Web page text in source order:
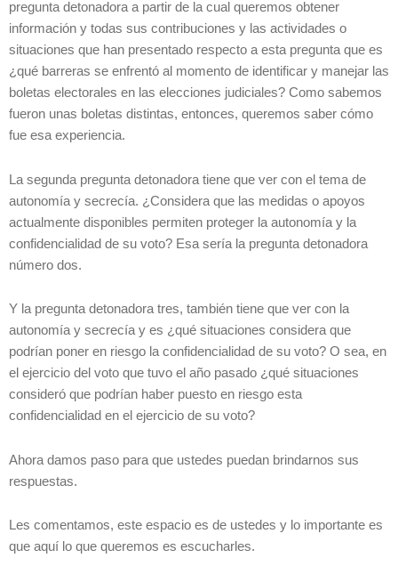
pregunta detonadora a partir de la cual queremos obtener
información y todas sus contribuciones y las actividades o
situaciones que han presentado respecto a esta pregunta que es
¿qué barreras se enfrentó al momento de identificar y manejar las
boletas electorales en las elecciones judiciales? Como sabemos
fueron unas boletas distintas, entonces, queremos saber cómo
fue esa experiencia.
La segunda pregunta detonadora tiene que ver con el tema de
autonomía y secrecía. ¿Considera que las medidas o apoyos
actualmente disponibles permiten proteger la autonomía y la
confidencialidad de su voto? Esa sería la pregunta detonadora
número dos.
Y la pregunta detonadora tres, también tiene que ver con la
autonomía y secrecía y es ¿qué situaciones considera que
podrían poner en riesgo la confidencialidad de su voto? O sea, en
el ejercicio del voto que tuvo el año pasado ¿qué situaciones
consideró que podrían haber puesto en riesgo esta
confidencialidad en el ejercicio de su voto?
Ahora damos paso para que ustedes puedan brindarnos sus
respuestas.
Les comentamos, este espacio es de ustedes y lo importante es
que aquí lo que queremos es escucharles.